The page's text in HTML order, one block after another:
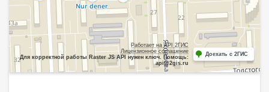
Работает на API 2ГИС
Лицензионное соглашение
Для корректной работы Raster JS API нужен ключ. Помощь:
api@2gis.ru
Доехать с 2ГИС